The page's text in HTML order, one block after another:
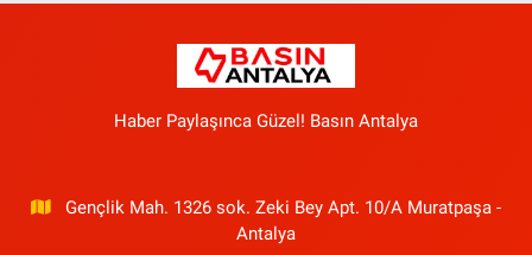
Haber Paylaşınca Güzel! Basın Antalya
Gençlik Mah. 1326 sok. Zeki Bey Apt. 10/A Muratpaşa -
Antalya